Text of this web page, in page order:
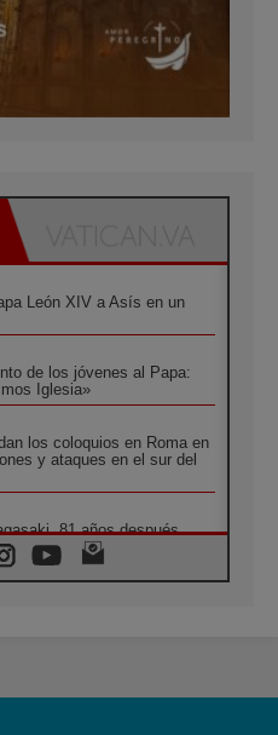
León XIV a Asís en un
de los jóvenes al Papa:
Iglesia»
los coloquios en Roma en
y ataques en el sur del
81 años después.
Días Oración por la Paz"